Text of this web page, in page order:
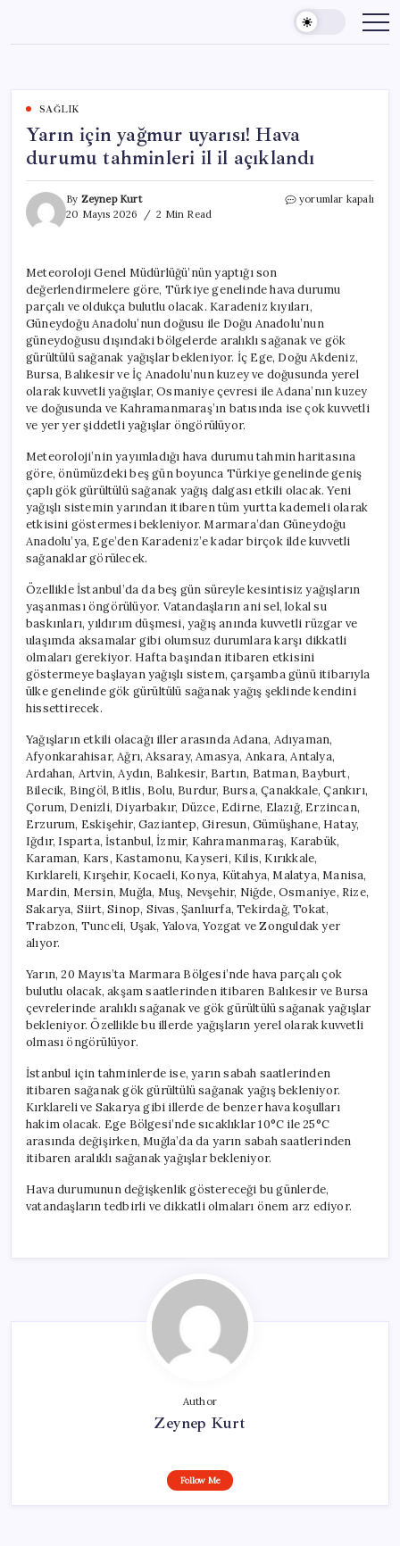
content
SAĞLIK
Yarın için yağmur uyarısı! Hava
durumu tahminleri il il açıklandı
By Zeynep Kurt
20 Mayıs 2026
2 Min Read
Yarın
tahminleri
il
il
açıklandı
için
yorumlar kapalı
Meteoroloji Genel Müdürlüğü’nün yaptığı son
değerlendirmelere göre, Türkiye genelinde hava durumu
parçalı ve oldukça bulutlu olacak. Karadeniz kıyıları,
Güneydoğu Anadolu’nun doğusu ile Doğu Anadolu’nun
güneydoğusu dışındaki bölgelerde aralıklı sağanak ve gök
gürültülü sağanak yağışlar bekleniyor. İç Ege, Doğu Akdeniz,
Bursa, Balıkesir ve İç Anadolu’nun kuzey ve doğusunda yerel
olarak kuvvetli yağışlar, Osmaniye çevresi ile Adana’nın kuzey
ve doğusunda ve Kahramanmaraş’ın batısında ise çok kuvvetli
ve yer yer şiddetli yağışlar öngörülüyor.
Meteoroloji’nin yayımladığı hava durumu tahmin haritasına
göre, önümüzdeki beş gün boyunca Türkiye genelinde geniş
çaplı gök gürültülü sağanak yağış dalgası etkili olacak. Yeni
yağışlı sistemin yarından itibaren tüm yurtta kademeli olarak
etkisini göstermesi bekleniyor. Marmara’dan Güneydoğu
Anadolu’ya, Ege’den Karadeniz’e kadar birçok ilde kuvvetli
sağanaklar görülecek.
Özellikle İstanbul’da da beş gün süreyle kesintisiz yağışların
yaşanması öngörülüyor. Vatandaşların ani sel, lokal su
baskınları, yıldırım düşmesi, yağış anında kuvvetli rüzgar ve
ulaşımda aksamalar gibi olumsuz durumlara karşı dikkatli
olmaları gerekiyor. Hafta başından itibaren etkisini
göstermeye başlayan yağışlı sistem, çarşamba günü itibarıyla
ülke genelinde gök gürültülü sağanak yağış şeklinde kendini
hissettirecek.
Yağışların etkili olacağı iller arasında Adana, Adıyaman,
Afyonkarahisar, Ağrı, Aksaray, Amasya, Ankara, Antalya,
Ardahan, Artvin, Aydın, Balıkesir, Bartın, Batman, Bayburt,
Bilecik, Bingöl, Bitlis, Bolu, Burdur, Bursa, Çanakkale, Çankırı,
Çorum, Denizli, Diyarbakır, Düzce, Edirne, Elazığ, Erzincan,
Erzurum, Eskişehir, Gaziantep, Giresun, Gümüşhane, Hatay,
Iğdır, Isparta, İstanbul, İzmir, Kahramanmaraş, Karabük,
Karaman, Kars, Kastamonu, Kayseri, Kilis, Kırıkkale,
Kırklareli, Kırşehir, Kocaeli, Konya, Kütahya, Malatya, Manisa,
Mardin, Mersin, Muğla, Muş, Nevşehir, Niğde, Osmaniye, Rize,
Sakarya, Siirt, Sinop, Sivas, Şanlıurfa, Tekirdağ, Tokat,
Trabzon, Tunceli, Uşak, Yalova, Yozgat ve Zonguldak yer
alıyor.
Yarın, 20 Mayıs’ta Marmara Bölgesi’nde hava parçalı çok
bulutlu olacak, akşam saatlerinden itibaren Balıkesir ve Bursa
çevrelerinde aralıklı sağanak ve gök gürültülü sağanak yağışlar
bekleniyor. Özellikle bu illerde yağışların yerel olarak kuvvetli
olması öngörülüyor.
İstanbul için tahminlerde ise, yarın sabah saatlerinden
itibaren sağanak gök gürültülü sağanak yağış bekleniyor.
Kırklareli ve Sakarya gibi illerde de benzer hava koşulları
hakim olacak. Ege Bölgesi’nde sıcaklıklar 10°C ile 25°C
arasında değişirken, Muğla’da da yarın sabah saatlerinden
itibaren aralıklı sağanak yağışlar bekleniyor.
Hava durumunun değişkenlik göstereceği bu günlerde,
vatandaşların tedbirli ve dikkatli olmaları önem arz ediyor.
Author
Zeynep Kurt
Follow Me